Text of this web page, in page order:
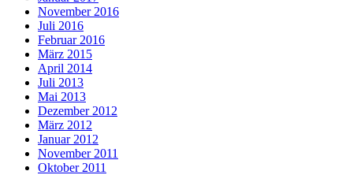
November 2016
Juli 2016
Februar 2016
März 2015
April 2014
Juli 2013
Mai 2013
Dezember 2012
März 2012
Januar 2012
November 2011
Oktober 2011